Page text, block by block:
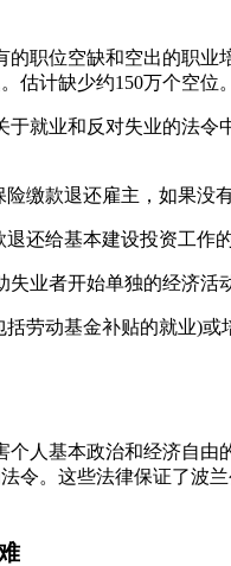
的职位空缺和空出的职
估计缺少约150万个空位。
于就业和反对失业的法
缴款退还雇主，如果没
还给基本建设投资工作的
业者开始单独的经济活
劳动基金补贴的就业)
人基本政治和经济自由
令。这些法律保证了波